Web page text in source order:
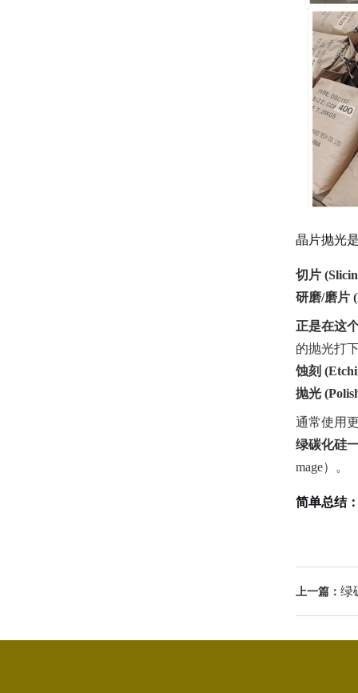
晶片抛光
切片
研磨/磨片
正是在这
的抛光打
蚀刻
抛光
通常使用
绿碳化硅
mage）。
简单总结
上一篇： 绿